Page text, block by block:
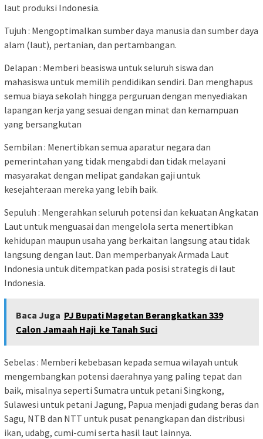
laut produksi Indonesia.
Tujuh : Mengoptimalkan sumber daya manusia dan sumber daya
alam (laut), pertanian, dan pertambangan.
Delapan : Memberi beasiswa untuk seluruh siswa dan
mahasiswa untuk memilih pendidikan sendiri. Dan menghapus
semua biaya sekolah hingga perguruan dengan menyediakan
lapangan kerja yang sesuai dengan minat dan kemampuan
yang bersangkutan
Sembilan : Menertibkan semua aparatur negara dan
pemerintahan yang tidak mengabdi dan tidak melayani
masyarakat dengan melipat gandakan gaji untuk
kesejahteraan mereka yang lebih baik.
Sepuluh : Mengerahkan seluruh potensi dan kekuatan Angkatan
Laut untuk menguasai dan mengelola serta menertibkan
kehidupan maupun usaha yang berkaitan langsung atau tidak
langsung dengan laut. Dan memperbanyak Armada Laut
Indonesia untuk ditempatkan pada posisi strategis di laut
Indonesia.
Baca Juga PJ Bupati Magetan Berangkatkan 339
Calon Jamaah Haji ke Tanah Suci
Sebelas : Memberi kebebasan kepada semua wilayah untuk
mengembangkan potensi daerahnya yang paling tepat dan
baik, misalnya seperti Sumatra untuk petani Singkong,
Sulawesi untuk petani Jagung, Papua menjadi gudang beras dan
Sagu, NTB dan NTT untuk pusat penangkapan dan distribusi
ikan, udabg, cumi-cumi serta hasil laut lainnya.